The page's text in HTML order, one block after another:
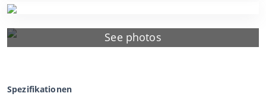
See photos
Spezifikationen